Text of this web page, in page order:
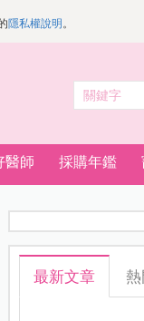
隱私權說明 。
醫師 採購年鑑
最新文章